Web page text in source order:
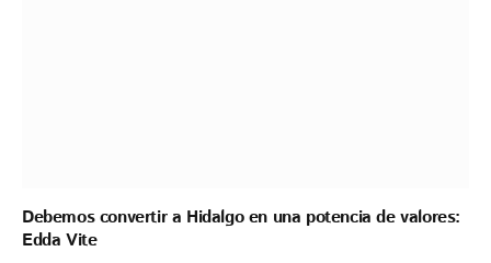
Debemos convertir a Hidalgo en una potencia de valores:
Edda Vite